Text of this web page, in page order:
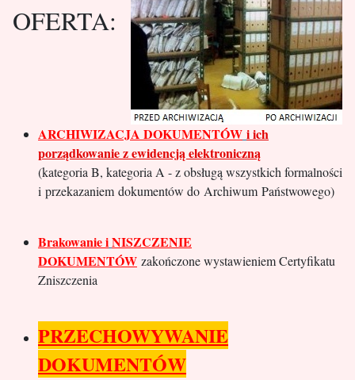
OFERTA:
ARCHIWIZACJA DOKUMENTÓW i ich
porządkowanie z ewidencją elektroniczną
(kategoria B, kategoria A - z obsługą wszystkich formalności
i przekazaniem dokumentów do Archiwum Państwowego)
Brakowanie iNISZCZENIE
DOKUMENTÓW zakończone wystawieniem Certyfikatu
Zniszczenia
PRZECHOWYWANIE
DOKUMENTÓW